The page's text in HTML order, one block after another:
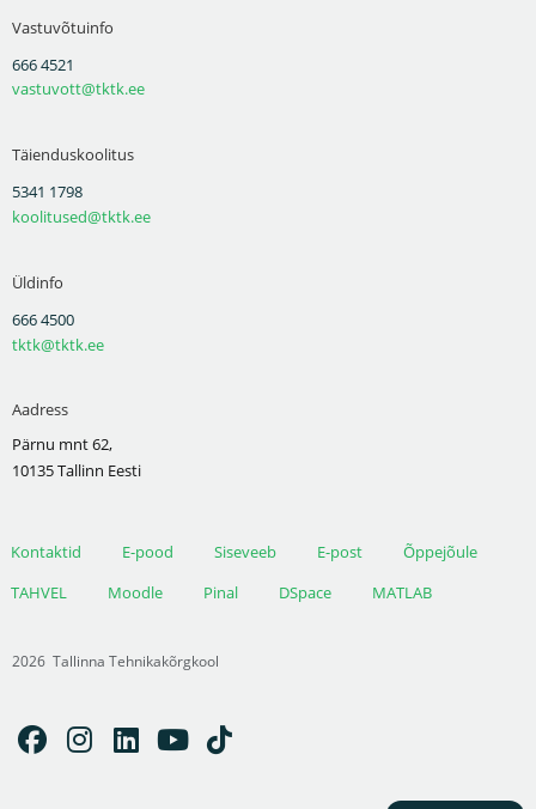
Vastuvõtuinfo
666 4521
vastuvott@tktk.ee
Täienduskoolitus
5341 1798
koolitused@tktk.ee
Üldinfo
666 4500
tktk@tktk.ee
Aadress
Pärnu mnt 62,
10135 Tallinn Eesti
Kontaktid E-pood Siseveeb E-post
Õppejõule
TAHVEL
Moodle Pinal DSpace MATLAB
2026 Tallinna Tehnikakõrgkool